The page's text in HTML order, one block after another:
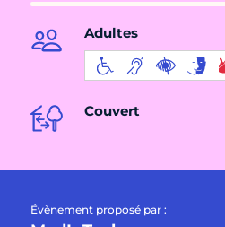
Adultes
Couvert
Évènement proposé par :